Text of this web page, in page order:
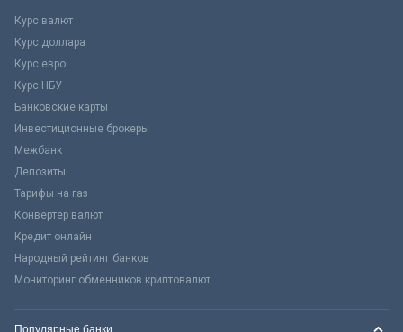
Курс валют
Курс доллара
Курс евро
Курс НБУ
Банковские карты
Инвестиционные брокеры
Межбанк
Депозиты
Тарифы на газ
Конвертер валют
Кредит онлайн
Народный рейтинг банков
Мониторинг обменников криптовалют